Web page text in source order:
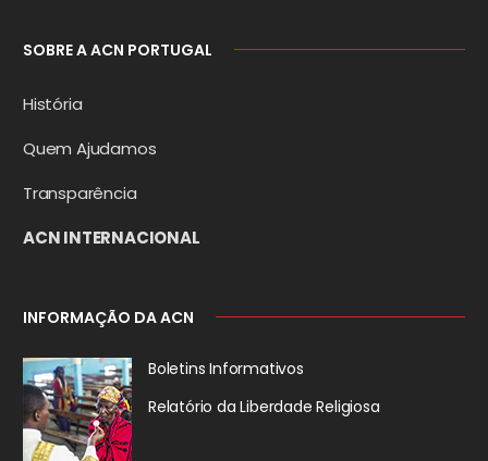
SOBRE A ACN PORTUGAL
História
Quem Ajudamos
Transparência
ACN INTERNACIONAL
INFORMAÇÃO DA ACN
Boletins Informativos
Relatório da Liberdade Religiosa